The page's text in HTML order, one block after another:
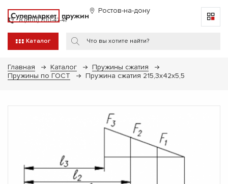
Супермаркет пружин Ростов-на-дону
8 (800) 700-47-41
Каталог
Главная Каталог
Пружины сжатия
Пружины по ГОСТ
Пружина сжатия 215,3х42х5,5